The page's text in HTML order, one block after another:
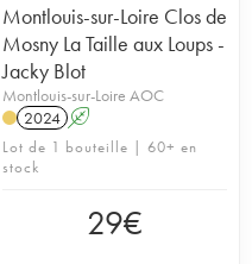
Montlouis-sur-Loire Clos de
Mosny La Taille aux Loups -
Jacky Blot
Montlouis-sur-Loire AOC
2024 A
Lot de 1 bouteille | 60+ en
stock
29€